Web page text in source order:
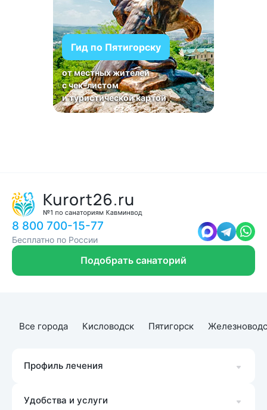
Гид по Пятигорску
от местных жителей
с чек-листом
и туристической картой
8 800 700-15-77
Бесплатно по России
Подобрать санаторий
Все города Кисловодск Пятигорск
Профиль лечения
Удобства и услуги